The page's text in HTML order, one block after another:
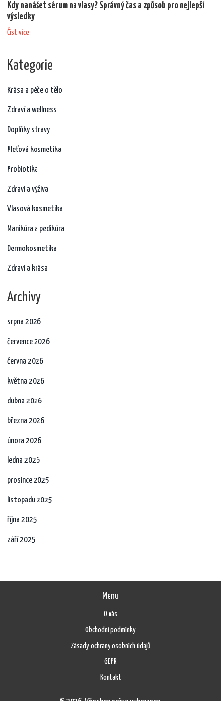
Kdy nanášet sérum na vlasy? Správný čas a způsob pro nejlepší
výsledky
Číst více
Kategorie
Krása a péče o tělo
Zdraví a wellness
Doplňky stravy
Pleťová kosmetika
Probiotika
Zdraví a výživa
Vlasová kosmetika
Manikúra a pedikúra
Dermokosmetika
Zdraví a krása
Archivy
srpna 2026
července 2026
června 2026
května 2026
dubna 2026
března 2026
února 2026
ledna 2026
prosince 2025
listopadu 2025
října 2025
září 2025
Menu
O nás
Obchodní podmínky
Zásady ochrany osobních údajů
GDPR
Kontakt